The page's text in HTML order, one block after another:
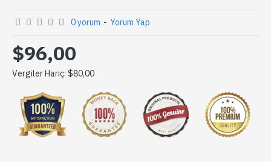
0 yorum - Yorum Yap
$96,00
Vergiler Hariç: $80,00